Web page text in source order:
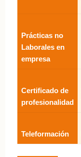
Prácticas no
Laborales en
empresa
Certificado de
profesionalidad
Teleformación